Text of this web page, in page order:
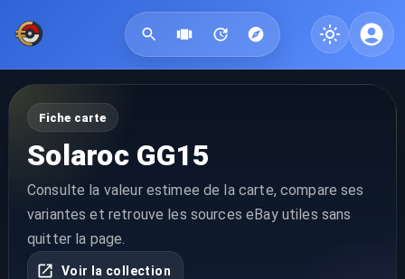
Fiche carte
Solaroc GG15
Consulte la valeur estimee de la carte, compare ses
variantes et retrouve les sources eBay utiles sans
quitter la page.
Voir la collection